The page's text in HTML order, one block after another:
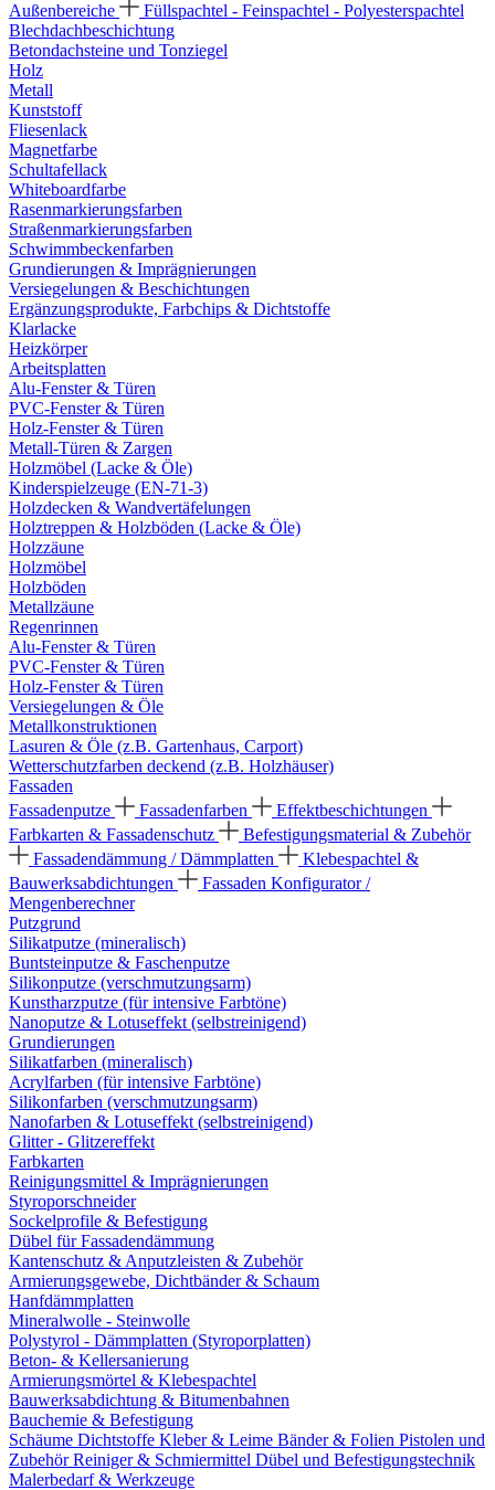
Außenbereiche
Füllspachtel - Feinspachtel - Polyesterspachtel
Blechdachbeschichtung
Betondachsteine und Tonziegel
Holz
Metall
Kunststoff
Fliesenlack
Magnetfarbe
Schultafellack
Whiteboardfarbe
Rasenmarkierungsfarben
Straßenmarkierungsfarben
Schwimmbeckenfarben
Grundierungen & Imprägnierungen
Versiegelungen & Beschichtungen
Ergänzungsprodukte, Farbchips & Dichtstoffe
Klarlacke
Heizkörper
Arbeitsplatten
Alu-Fenster & Türen
PVC-Fenster & Türen
Holz-Fenster & Türen
Metall-Türen & Zargen
Holzmöbel (Lacke & Öle)
Kinderspielzeuge (EN-71-3)
Holzdecken & Wandvertäfelungen
Holztreppen & Holzböden (Lacke & Öle)
Holzzäune
Holzmöbel
Holzböden
Metallzäune
Regenrinnen
Alu-Fenster & Türen
PVC-Fenster & Türen
Holz-Fenster & Türen
Versiegelungen & Öle
Metallkonstruktionen
Lasuren & Öle (z.B. Gartenhaus, Carport)
Wetterschutzfarben deckend (z.B. Holzhäuser)
Fassaden
Fassadenputze
Fassadenfarben
Effektbeschichtungen
Farbkarten & Fassadenschutz
Befestigungsmaterial & Zubehör
Fassadendämmung / Dämmplatten
Klebespachtel &
Bauwerksabdichtungen
Fassaden Konfigurator /
Mengenberechner
Putzgrund
Silikatputze (mineralisch)
Buntsteinputze & Faschenputze
Silikonputze (verschmutzungsarm)
Kunstharzputze (für intensive Farbtöne)
Nanoputze & Lotuseffekt (selbstreinigend)
Grundierungen
Silikatfarben (mineralisch)
Acrylfarben (für intensive Farbtöne)
Silikonfarben (verschmutzungsarm)
Nanofarben & Lotuseffekt (selbstreinigend)
Glitter - Glitzereffekt
Farbkarten
Reinigungsmittel & Imprägnierungen
Styroporschneider
Sockelprofile & Befestigung
Dübel für Fassadendämmung
Kantenschutz & Anputzleisten & Zubehör
Armierungsgewebe, Dichtbänder & Schaum
Hanfdämmplatten
Mineralwolle - Steinwolle
Polystyrol - Dämmplatten (Styroporplatten)
Beton- & Kellersanierung
Armierungsmörtel & Klebespachtel
Bauwerksabdichtung & Bitumenbahnen
Bauchemie & Befestigung
Schäume Dichtstoffe Kleber & Leime Bänder & Folien Pistolen und
ZubehörReiniger & Schmiermittel Dübel und Befestigungstechnik
Malerbedarf & Werkzeuge